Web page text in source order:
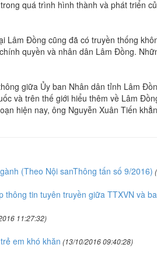
quá trình hình thành và phát triển
Lâm Đồng cũng đã có truyền thống
quyền và nhân dân Lâm Đồng.
giữa Ủy ban Nhân dân tỉnh Lâm
và trên thế giới hiểu thêm về Lâm
hiện nay, ông Nguyễn Xuân Tiến
(Theo Nội sanThông tấn số 9/2016)
thông tin tuyên truyền giữa TTXVN và
11:27:32)
em khó khăn (13/10/2016 09:40:28)